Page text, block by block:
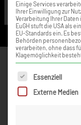
WM
Tim
Einige Services
Ihrer Einwilligung zur
Verarbeitung Ihrer Daten
EuGH stuft die USA als
EU-Standards ein. Es
Behörden
verarbeiten, ohne dass
Klagemöglichkeit
Es folgt eine Liste
Essenziell
Externe Medien